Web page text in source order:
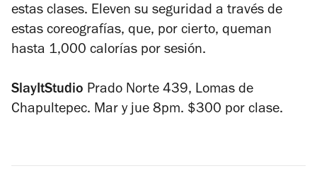
estas clases. Eleven su seguridad a través de
estas coreografías, que, por cierto, queman
hasta 1,000 calorías por sesión.
SlayItStudio Prado Norte 439, Lomas de
Chapultepec. Mar y jue 8pm. $300 por clase.